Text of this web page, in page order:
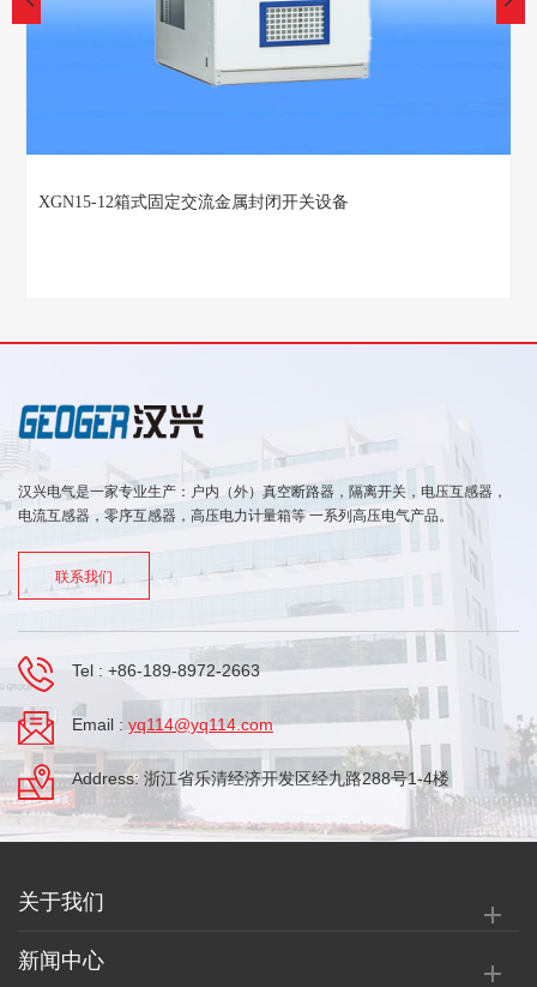
XGN15-12箱式固定交流金属封闭开关设备
汉兴电气是一家专业生产：户内（外）真空断路器，隔离开关，电压互感器，
电流互感器，零序互感器，高压电力计量箱等 一系列高压电气产品。
联系我们
Tel : +86-189-8972-2663
Email : yq114@yq114.com
Address: 浙江省乐清经济开发区经九路288号1-4楼
关于我们
新闻中心